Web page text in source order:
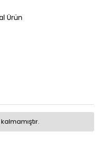
Ürün